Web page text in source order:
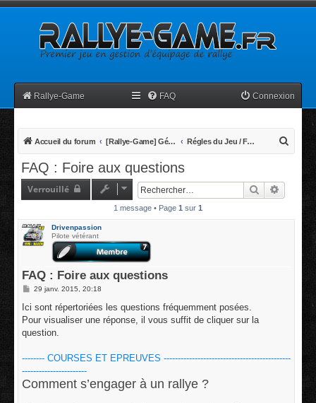
Rallye-Game FAQ Connexion
Accueil du forum [Rallye-Game] Généralités Régles du Jeu / FAQ Foire aux Questions
FAQ : Foire aux questions
Verrouillé Rechercher
1 message • Page 1 sur 1
Drivenpassion
Pilote vétérant
FAQ : Foire aux questions
M
s
a
g
29 janv. 2015, 20:18
Ici sont répertoriées les questions fréquemment posées.
Pour visualiser une réponse, il vous suffit de cliquer sur la
question.
-------- COURSES ET EPREUVES ---------------------------------------------
-----------------------
Comment s’engager à un rallye ?